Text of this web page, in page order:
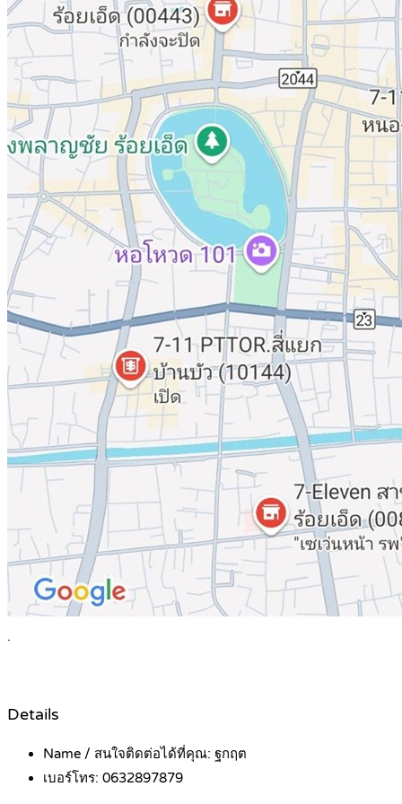
.
Details
Name / สนใจติดต่อได้ที่คุณ: ฐกฤต
เบอร์โทร: 0632897879